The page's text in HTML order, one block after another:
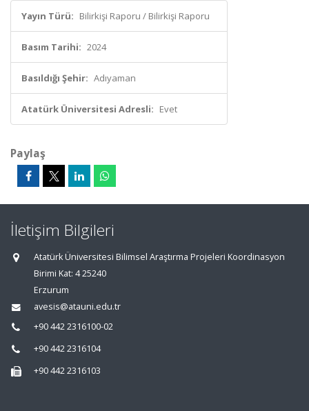
Yayın Türü: Bilirkişi Raporu / Bilirkişi Raporu
Basım Tarihi: 2024
Basıldığı Şehir: Adıyaman
Atatürk Üniversitesi Adresli: Evet
Paylaş
İletişim Bilgileri
Atatürk Üniversitesi Bilimsel Araştırma Projeleri Koordinasyon
Birimi Kat: 4 25240
Erzurum
avesis@atauni.edu.tr
+90 442 2316100-02
+90 442 2316104
+90 442 2316103